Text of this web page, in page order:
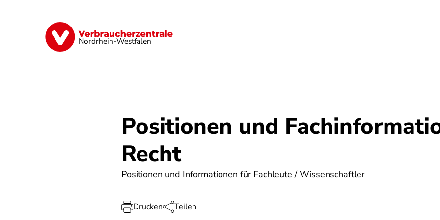
Nordrhein-Westfalen
Finanzen Digitales Lebensmittel
Positionen und
Recht
Positionen und Informationen für Fachleute / Wissenschaftler
Drucken Teilen